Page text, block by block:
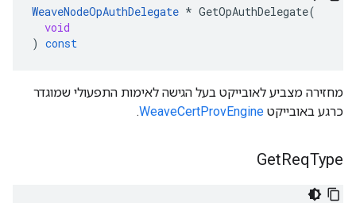
WeaveNodeOpAuthDelegate * GetOpAuthDelegate(
void
) const
מחזירה מצביע לאובייקט בעל הגישה לאימות התפעולי שמוגדר
כרגע באובייקט WeaveCertProvEngine
.
GetReqType